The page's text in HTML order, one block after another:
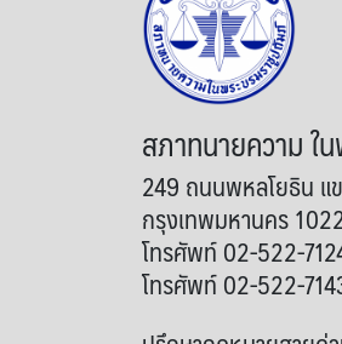
สภาทนายความ ใ
249 ถนนพหลโยธิน แ
กรุงเทพมหานคร
โทรศัพท์ 02-522-
โทรศัพท์ 02-522-